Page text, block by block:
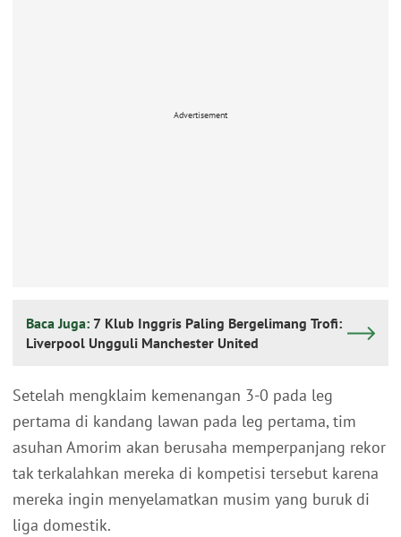
Advertisement
Baca Juga: 7 Klub Inggris Paling Bergelimang Trofi:
Liverpool Ungguli Manchester United
Setelah mengklaim kemenangan 3-0 pada leg
pertama di kandang lawan pada leg pertama, tim
asuhan Amorim akan berusaha memperpanjang rekor
tak terkalahkan mereka di kompetisi tersebut karena
mereka ingin menyelamatkan musim yang buruk di
liga domestik.